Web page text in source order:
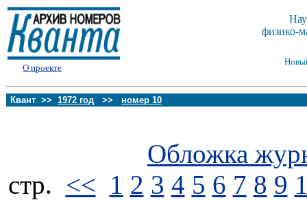
О проекте
физико-
Квант >> 1972 год >> номер 10
Обложка
стp. << 1 2 3 4 5 6 7 8 9